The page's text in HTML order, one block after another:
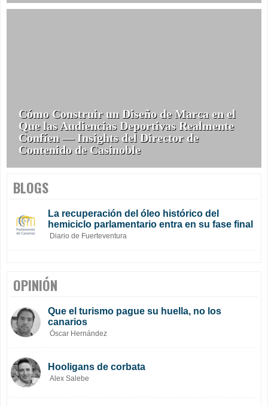
Cómo Construir un Diseño de Marca en el
Que las Audiencias Deportivas Realmente
Confíen — Insights del Director de
Contenido de Casinoble
BLOGS
La recuperación del óleo histórico del
hemiciclo parlamentario entra en su fase final
Diario de Fuerteventura
OPINIÓN
Que el turismo pague su huella, no los
canarios
Óscar Hernández
Hooligans de corbata
Alex Salebe